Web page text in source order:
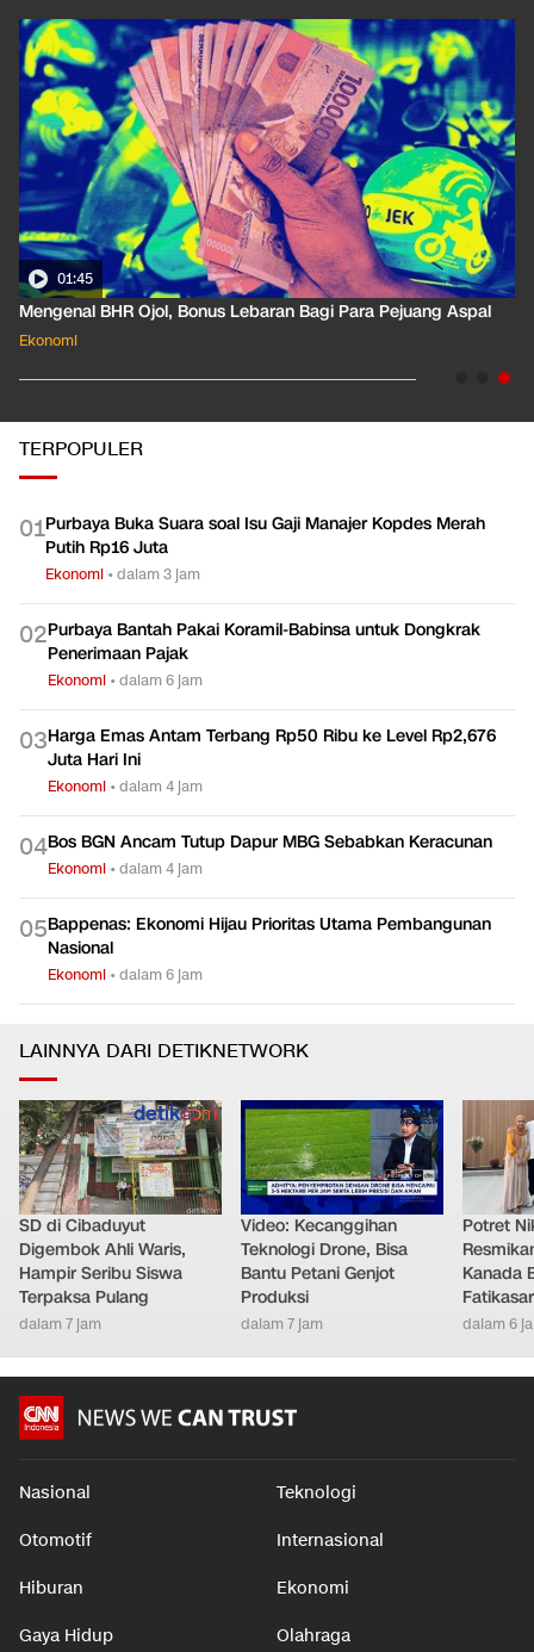
01:35
Pahami Dampak Kenaikan Suku Bunga Acuan ke Cicilan KPR
Ekonomi
TERPOPULER
01Purbaya Buka Suara soal Isu Gaji Manajer Kopdes Merah
Putih Rp16 Juta
Ekonomi •dalam 3 jam
02Purbaya Bantah Pakai Koramil-Babinsa untuk Dongkrak
Penerimaan Pajak
Ekonomi •dalam 6 jam
03Harga Emas Antam Terbang Rp50 Ribu ke Level Rp2,676
Juta Hari Ini
Ekonomi •dalam 4 jam
04Bos BGN Ancam Tutup Dapur MBG Sebabkan Keracunan
Ekonomi •dalam 4 jam
05Bappenas: Ekonomi Hijau Prioritas Utama Pembangunan
Nasional
Ekonomi •dalam 6 jam
LAINNYA DARI DETIKNETWORK
SD di Cibaduyut
Digembok Ahli Waris,
Hampir Seribu Siswa
Terpaksa Pulang
dalam 7 jam
Video: Kecanggihan
Teknologi Drone, Bisa
Bantu Petani Genjot
Produksi
dalam 7 jam
Potret
Kanada
dalam 6
Nasional Teknologi
Otomotif Internasional
Hiburan Ekonomi
Gaya Hidup Olahraga